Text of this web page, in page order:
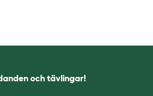
och tävlingar!